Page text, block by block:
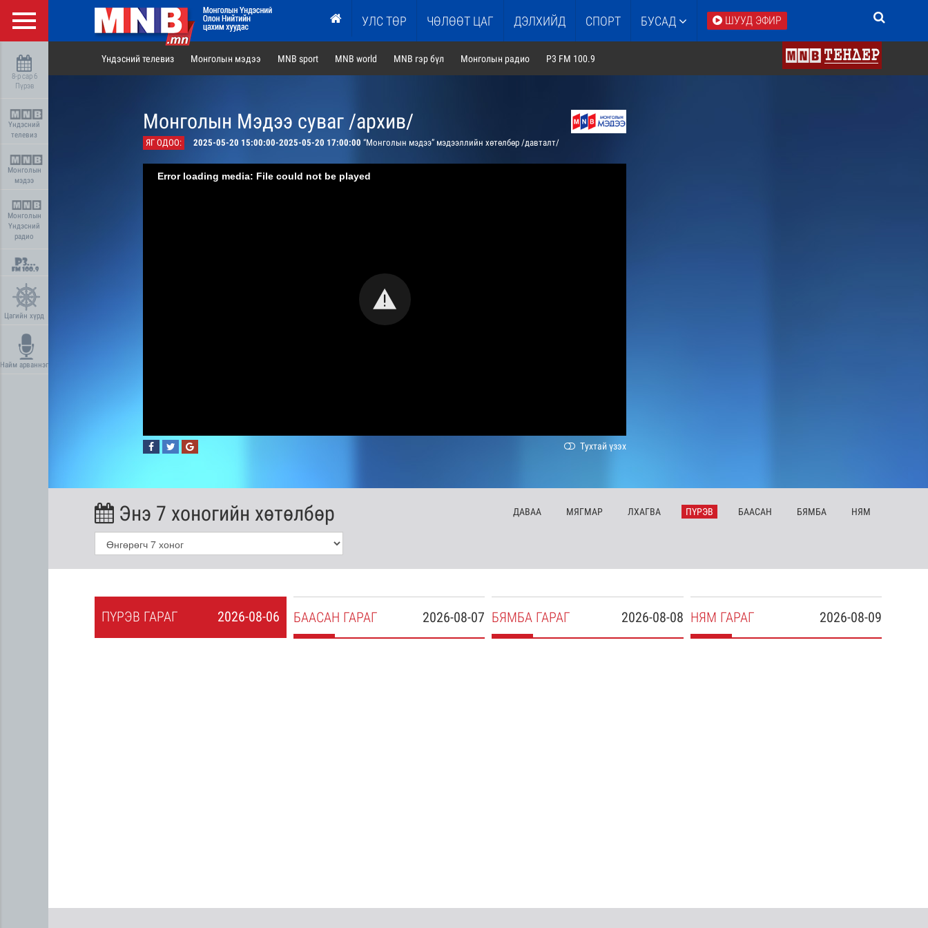
УЛС ТӨР ЧӨЛӨӨТ ЦАГ ДЭЛХИЙД СПОРТ БУСАД ШУУД ЭФИР
8-р сар 6
Пүрэв
Үндэсний
телевиз
Монголын
мэдээ
Монголын
Үндэсний
радио
Цагийн хүрд
Найм арваннэг
Үндэсний телевиз Монголын мэдээ MNB sport MNB world MNB гэр бүл Монголын радио P3 FM 100.9
Монголын Мэдээ суваг /архив/
ЯГ ОДОО: 2025-05-20 15:00:00-2025-05-20 17:00:00 “Монголын мэдээ” мэдээллийн хөтөлбөр /давталт/
Error loading media: File could not be played
Тухтай үзэх
Энэ 7 хоногийн хөтөлбөр ДАВАА МЯГМАР ЛХАГВА ПҮРЭВ БААСАН БЯМБА НЯМ
2026-08-06
ПҮРЭВ ГАРАГ 2026-08-07
БААСАН ГАРАГ 2026-08-08
БЯМБА ГАРАГ 2026-08-09
НЯМ ГАРАГ